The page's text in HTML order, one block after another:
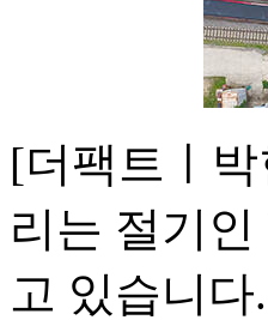
[더팩트ㅣ
리는 절기
고 있습니다.